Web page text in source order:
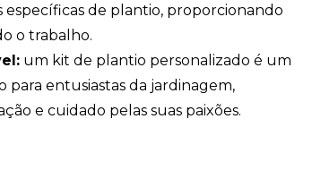
específicas de plantio, proporcionando
o trabalho.
um kit de plantio personalizado é um
para entusiastas da jardinagem,
e cuidado pelas suas paixões.